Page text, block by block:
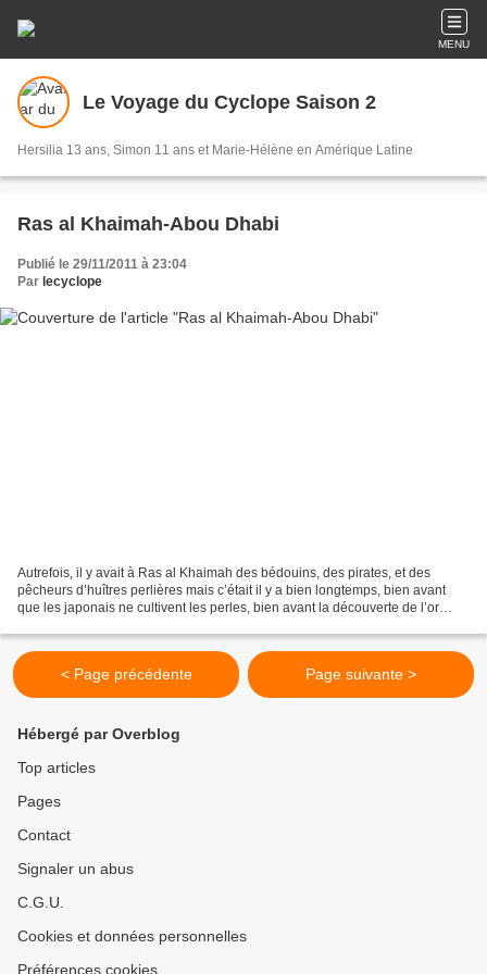
MENU
Le Voyage du Cyclope Saison 2
Hersilia 13 ans, Simon 11 ans et Marie-Hélène en Amérique Latine
Ras al Khaimah-Abou Dhabi
Publié le 29/11/2011 à 23:04
Par lecyclope
Autrefois, il y avait à Ras al Khaimah des bédouins, des pirates, et des
pêcheurs d’huîtres perlières mais c’était il y a bien longtemps, bien avant
que les japonais ne cultivent les perles, bien avant la découverte de l’or
< Page précédente Page suivante >
Hébergé par Overblog
Top articles
Pages
Contact
Signaler un abus
C.G.U.
Cookies et données personnelles
Préférences cookies